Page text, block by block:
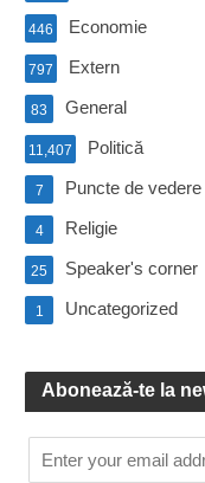
Economie
446
Extern
797
General
83
Politică
11,407
Puncte de vedere
7
Religie
4
Speaker's corner
25
Uncategorized
1
Abonează-te la